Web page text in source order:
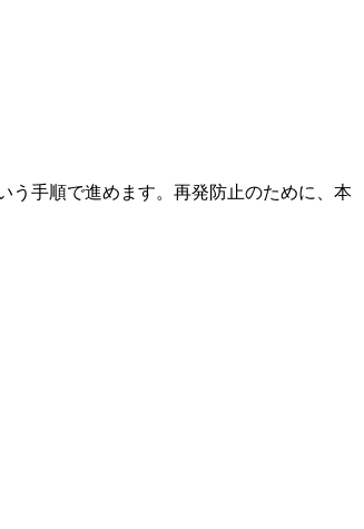
う手順で進めます。再発防止のために、本